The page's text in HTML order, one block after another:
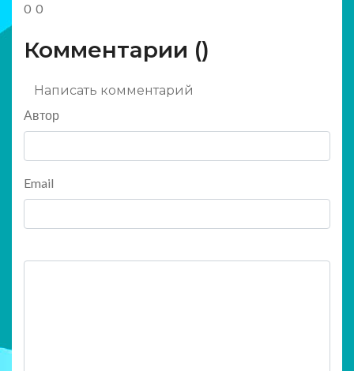
0 0
Комментарии ()
Написать комментарий
Автор
Email